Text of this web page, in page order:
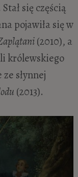
się częścią
pojawiła się w
(2010), a
królewskiego
słynnej
(2013).